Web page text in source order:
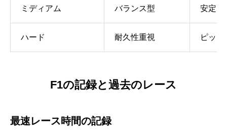
ミディアム バランス型 安定し
ハード 耐久性重視 ピッ
F1の記録と過去のレース
最速レース時間の記録